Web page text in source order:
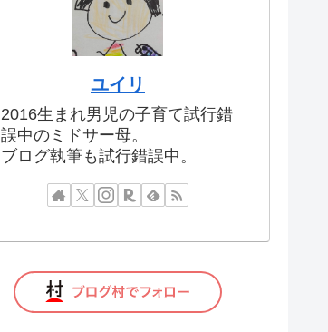
ユイリ
2016生まれ男児の子育て試行錯
誤中のミドサー母。
ブログ執筆も試行錯誤中。